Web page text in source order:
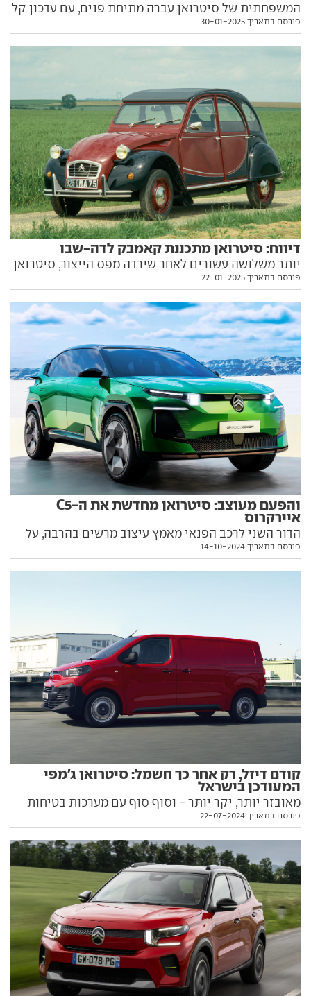
המשפחתית של סיטרואן עברה מתיחת פנים, עם עדכון קל
לעיצוב ויחידות הנעה חדשות. נהגנו בה כדי לבדוק האם זה
פורסם בתאריך 30-01-2025
דיווח: סיטרואן מתכננת קאמבק לדה-שבו
יותר משלושה עשורים לאחר שירדה מפס הייצור, סיטרואן
פורסם בתאריך 22-01-2025
והפעם מעוצב: סיטרואן מחדשת את ה-C5
איירקרוס
הדור השני לרכב הפנאי מאמץ עיצוב מרשים בהרבה, על
פורסם בתאריך 14-10-2024
קודם דיזל, רק אחר כך חשמל: סיטרואן ג'מפי
המעודכן בישראל
מאובזר יותר, יקר יותר - וסוף סוף עם מערכות בטיחות
אקטיביות: יבואנית סיטרואן מנחיתה ואן מסחרי פופולרי
פורסם בתאריך 22-07-2024